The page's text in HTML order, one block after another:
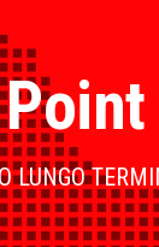
LUNGO